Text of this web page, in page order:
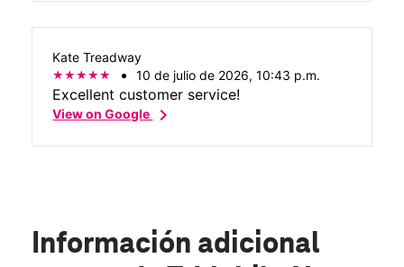
Kate Treadway
10 de julio de 2026, 10:43 p.m.
Excellent customer service!
View on Googlechevron_right
Información adicional